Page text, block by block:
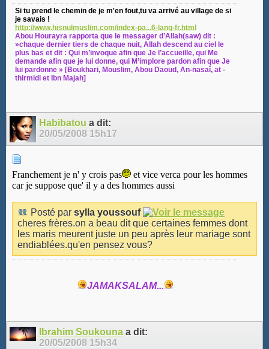
Si tu prend le chemin de je m'en fout,tu va arrivé au village de si
je savais !
http://www.hisnulmuslim.com/index-pa...6-lang-fr.html
Abou Hourayra rapporta que le messager d’Allah(saw) dit :
»chaque dernier tiers de chaque nuit, Allah descend au ciel le
plus bas et dit : Qui m’invoque afin que Je l’accueille, qui Me
demande afin que je lui donne, qui M’implore pardon afin que Je
lui pardonne » [Boukhari, Mouslim, Abou Daoud, An-nasaî, at -
thirmidi et Ibn Majah]
Habibatou a dit:
20/05/2008 15h17
Franchement je n' y crois pas
et vice verca pour les hommes
car je suppose que' il y a des hommes aussi
Posté par sylla youssouf
cheres frères.on a beau dit que certaines femmes dont
les maris meurent juste un peu après leur mariage sont
endiablées.qu'en pensez vous?
JAMAKSALAM...
Ibrahim Soukouna a dit:
20/05/2008 15h34